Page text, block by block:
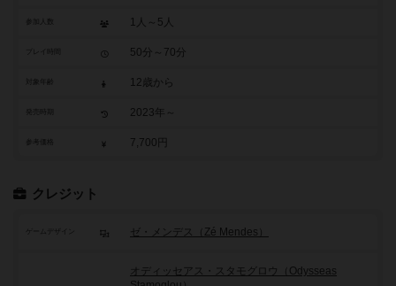
参加人数 1人～5人
50分～70分
12歳から
2023年～
参考価格 7,700円
クレジット
ゲームデザイン ゼ・メンデス（Zé Mendes）
オディッセアス・スタモグロウ（Odysseas